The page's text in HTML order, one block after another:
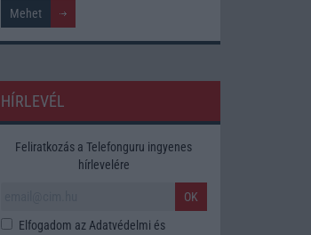
HÍRLEVÉL
Feliratkozás a Telefonguru ingyenes
hírlevelére
OK
Elfogadom az Adatvédelmi és